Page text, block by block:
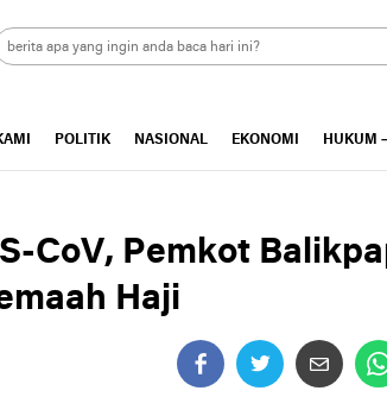
POLITIK NASIONAL EKONOMI HUKUM
CoV, Pemkot
Haji